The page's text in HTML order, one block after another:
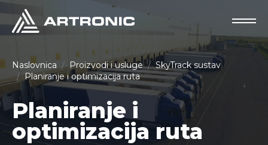
Naslovnica Proizvodi i usluge
SkyTrack sustav
Planiranje i optimizacija ruta
Planiranje i
optimizacija ruta